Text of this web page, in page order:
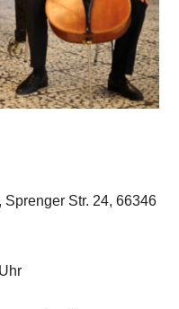
Str. 24, 66346